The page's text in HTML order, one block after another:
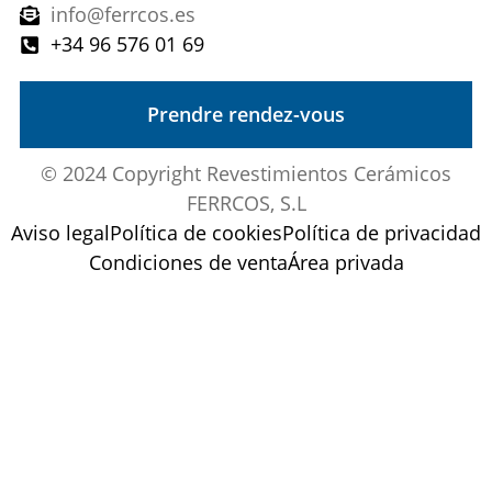
info@ferrcos.es
+34 96 576 01 69
Prendre rendez-vous
© 2024 Copyright Revestimientos Cerámicos
FERRCOS, S.L
Aviso legalPolítica de cookiesPolítica de privacidad
Condiciones de ventaÁrea privada